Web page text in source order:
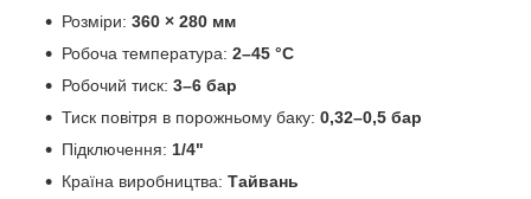
Розміри: 360 × 280 мм
Робоча температура: 2–45 °C
Робочий тиск: 3–6 бар
Тиск повітря в порожньому баку: 0,32–0,5 бар
Підключення: 1/4"
Країна виробництва: Тайвань